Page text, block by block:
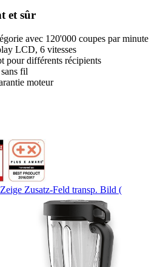
et sûr
avec 120'000 coupes par minute
LCD, 6 vitesses
pour différents récipients
fil
moteur
Zusatz-Feld transp. Bild (